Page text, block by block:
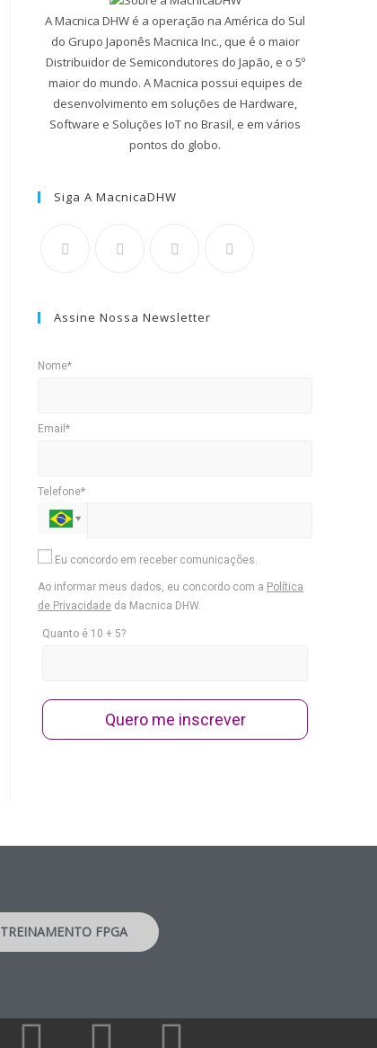
A Macnica DHW é a operação na América do Sul
do Grupo Japonês Macnica Inc., que é o maior
Distribuidor de Semicondutores do Japão, e o 5º
maior do mundo. A Macnica possui equipes de
desenvolvimento em soluções de Hardware,
Software e Soluções IoT no Brasil, e em vários
pontos do globo.
Siga A MacnicaDHW
Assine Nossa Newsletter
Nome*
Email*
Telefone*
Eu concordo em receber comunicações.
Ao informar meus dados, eu concordo com a Política
de Privacidade da Macnica DHW.
Quanto é 10 + 5?
Quero me inscrever
TREINAMENTO FPGA